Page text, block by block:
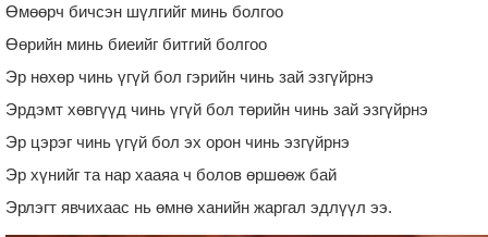
Өмөөрч бичсэн шүлгийг минь болгоо
Өөрийн минь биеийг битгий болгоо
Эр нөхөр чинь үгүй бол гэрийн чинь зай эзгүйрнэ
Эрдэмт хөвгүүд чинь үгүй бол төрийн чинь зай эзгүйрнэ
Эр цэрэг чинь үгүй бол эх орон чинь эзгүйрнэ
Эр хүнийг та нар хааяа ч болов өршөөж бай
Эрлэгт явчихаас нь өмнө ханийн жаргал эдлүүл ээ.